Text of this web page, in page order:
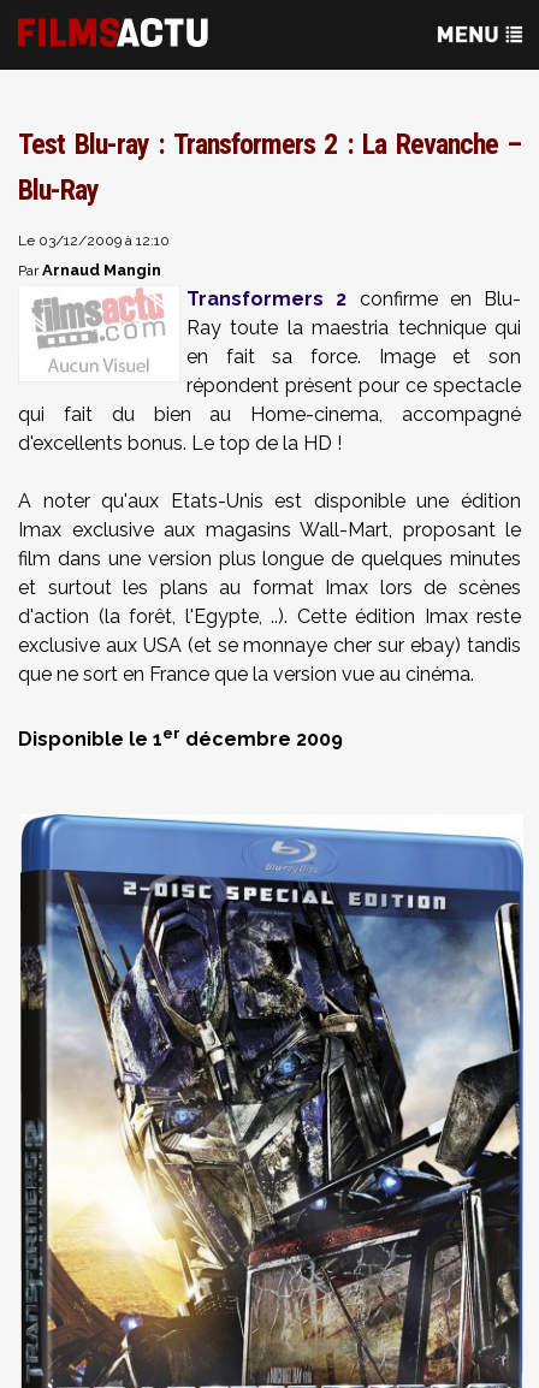
Test Blu-ray : Transformers 2 : La Revanche –
Blu-Ray
Le 03/12/2009 à 12:10
ParArnaud Mangin
Transformers 2 confirme en Blu-
Ray toute la maestria technique qui
en fait sa force. Image et son
répondent présent pour ce spectacle
qui fait du bien au Home-cinema, accompagné
d'excellents bonus. Le top de la HD !
A noter qu'aux Etats-Unis est disponible une édition
Imax exclusive aux magasins Wall-Mart, proposant le
film dans une version plus longue de quelques minutes
et surtout les plans au format Imax lors de scènes
d'action (la forêt, l'Egypte, ..). Cette édition Imax reste
exclusive aux USA (et se monnaye cher sur ebay) tandis
que ne sort en France que la version vue au cinéma.
Disponible le 1er décembre 2009